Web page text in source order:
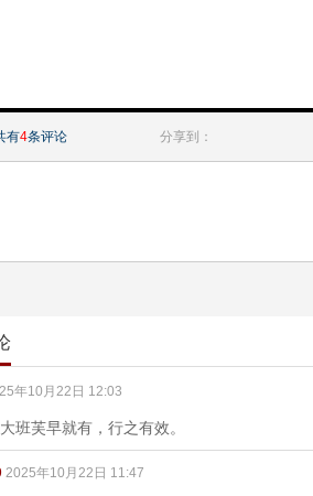
有4条评论 分享到：
年10月22日 12:03
班芙早就有，行之有效。
2025年10月22日 11:47